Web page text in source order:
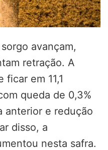
avançam,
retração. A
em 11,1
queda de 0,3%
anterior e redução
disso, a
nesta safra.